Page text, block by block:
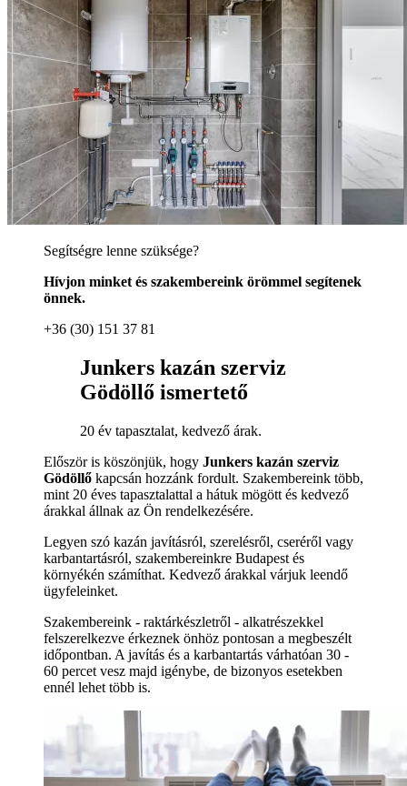
Segítségre lenne szüksége?
Hívjon minket és szakembereink örömmel segítenek
önnek.
+36 (30) 151 37 81
Junkers kazán szerviz
Gödöllő ismertető
20 év tapasztalat, kedvező árak.
Először is köszönjük, hogy Junkers kazán szerviz
Gödöllő kapcsán hozzánk fordult. Szakembereink több,
mint 20 éves tapasztalattal a hátuk mögött és kedvező
árakkal állnak az Ön rendelkezésére.
Legyen szó kazán javításról, szerelésről, cseréről vagy
karbantartásról, szakembereinkre Budapest és
környékén számíthat. Kedvező árakkal várjuk leendő
ügyfeleinket.
Szakembereink - raktárkészletről - alkatrészekkel
felszerelkezve érkeznek önhöz pontosan a megbeszélt
időpontban. A javítás és a karbantartás várhatóan 30 -
60 percet vesz majd igénybe, de bizonyos esetekben
ennél lehet több is.